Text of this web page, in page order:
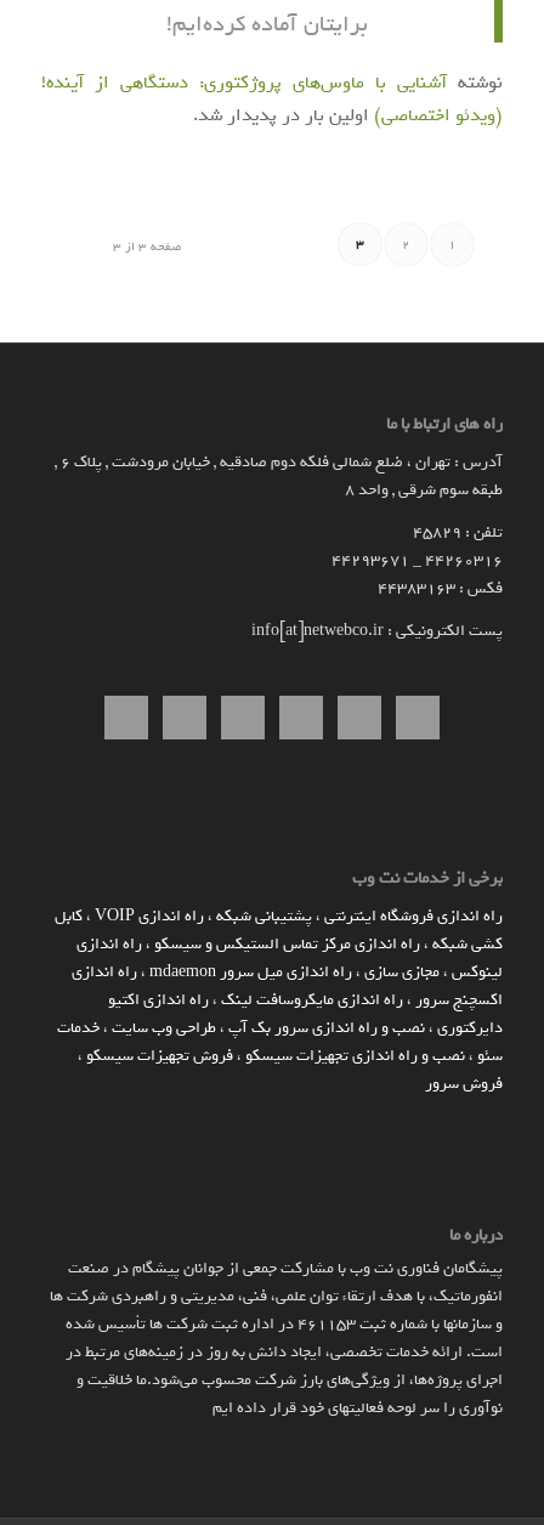
برایتان آماده کرده‌ایم!
نوشتهآشنایی با ماوس‌های پروژکتوری: دستگاهی از آینده!
(ویدئو اختصاصی) اولین بار در پدیدار شد.
صفحه 3 از 3 1
2
3
راه های ارتباط با ما
آدرس : تهران ، ضلع شمالی فلکه دوم صادقیه , خیابان مرودشت , پلاک ۶ ,
طبقه سوم شرقی , واحد ۸
تلفن : 45829
۴۴۲۶۰۳۱۶ _ 44293671
فکس : 44383163
پست الکترونیکی : info[at]netwebco.ir
برخی از خدمات نت وب
راه اندازي فروشگاه اينترنتي،پشتیبانی شبکه،راه اندازی VOIP ،کابل
کشی شبکه،راه اندازی مرکز تماس الستیکس و سیسکو ،راه اندازی
لینوکس،مجازی سازی،راه اندازی میل سرور mdaemon ،راه اندازی
اکسچنج سرور ،راه اندازی مایکروسافت لینک،راه اندازی اکتیو
دایرکتوری،نصب و راه اندازی سرور بک آپ،طراحی وب سایت،خدمات
سئو ،نصب و راه اندازی تجهیزات سیسکو ،فروش تجهیزات سیسکو ،
فروش سرور
درباره ما
پیشگامان فناوری نت وب با مشارکت جمعی از جوانان پیشگام در صنعت
انفورماتیک، با هدف ارتقاء توان علمی، فنی، مدیریتی و راهبردی شرکت ها
و سازمان­ها با شماره ثبت 461153 در اداره ثبت شرکت ها تأسیس شده
است. ارائه خدمات تخصصی، ایجاد دانش به‌ روز در زمینه‌های مرتبط در
اجرای پروژه‌ها، از ویژگی‌های بارز شرکت محسوب می‌شود.ما خلاقیت و
نوآوری را سر لوحه فعالیتهای خود قرار داده ایم